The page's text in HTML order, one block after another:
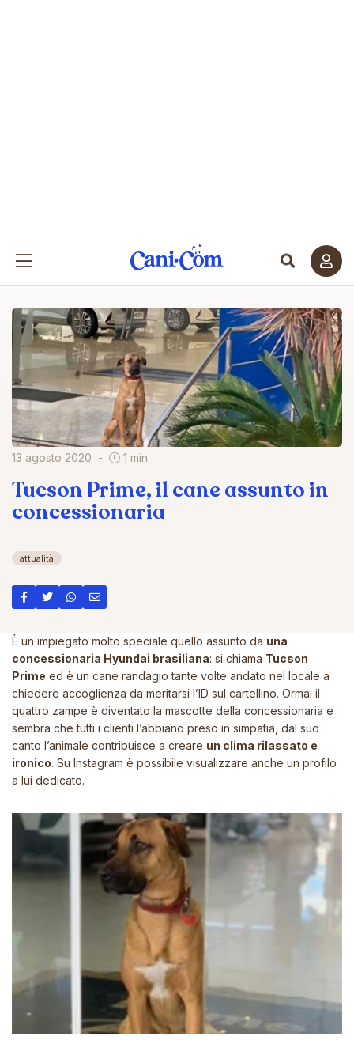
13 agosto 2020 1 min
Tucson Prime, il cane assunto in
concessionaria
attualità
È un impiegato molto speciale quello assunto da una
concessionaria Hyundai brasiliana: si chiama Tucson
Prime ed è un cane randagio tante volte andato nel locale a
chiedere accoglienza da meritarsi l’ID sul cartellino. Ormai il
quattro zampe è diventato la mascotte della concessionaria e
sembra che tutti i clienti l’abbiano preso in simpatia, dal suo
canto l’animale contribuisce a creare un clima rilassato e
ironico. Su Instagram è possibile visualizzare anche un profilo
a lui dedicato.